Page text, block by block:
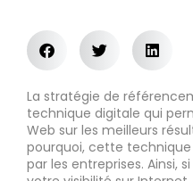
La stratégie de
technique digitale qui
Web sur les meilleurs
pourquoi, cette
par les entreprises. Ainsi,